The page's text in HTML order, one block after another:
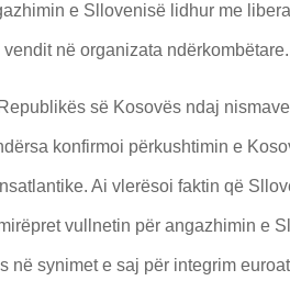
e Sllovenisë lidhur me
në organizata ndërkombëtare.
së Kosovës ndaj
konfirmoi përkushtimin e
Ai vlerësoi faktin që
vullnetin për angazhimin e
në synimet e saj për integrim